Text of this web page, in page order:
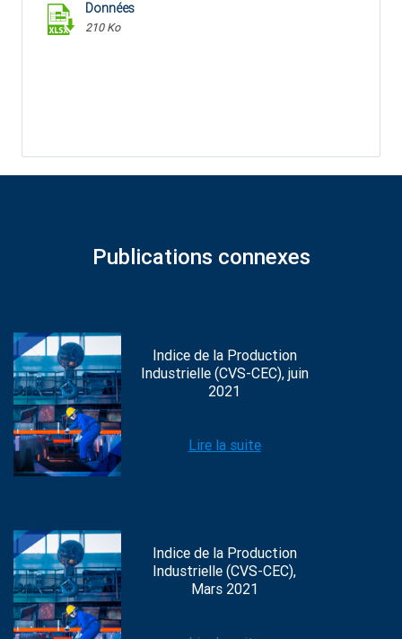
Données
210 Ko
Publications connexes
Indice de la Production
Industrielle (CVS-CEC), juin
2021
Lire la suite
Indice de la Production
Industrielle (CVS-CEC),
Mars 2021